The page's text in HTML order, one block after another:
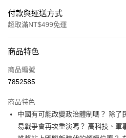
付款與運送方式
超取滿NT$499免運
信用卡一次付款
ATM付款
運送方式
付款後全家取貨
每筆NT$60，滿NT$499(含以上)免運
商品特色
商品編號
7852585
商品特色
中國有可能改變政治體制嗎？ 除了
易戰爭會再次重演嗎？ 高科技、軍